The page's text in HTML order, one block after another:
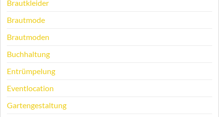
Brautkleider
Brautmode
Brautmoden
Buchhaltung
Entrümpelung
Eventlocation
Gartengestaltung